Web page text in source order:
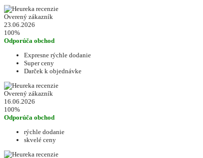
Overený zákazník
23.06.2026
100%
Odporúča obchod
Expresne rýchle dodanie
Super ceny
Darček k objednávke
Overený zákazník
16.06.2026
100%
Odporúča obchod
rýchle dodanie
skvelé ceny